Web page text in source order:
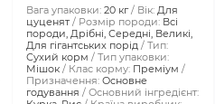
Вага упаковки: 20 кг Вік: Для
цуценят
Розмір породи: Всі
породи, Дрібні, Середні, Великі,
Для гігантських порід
Тип:
Сухий корм
Тип упаковки:
Мішок
Клас корму: Преміум
Призначення: Основне
годування
Основний інгредієнт: